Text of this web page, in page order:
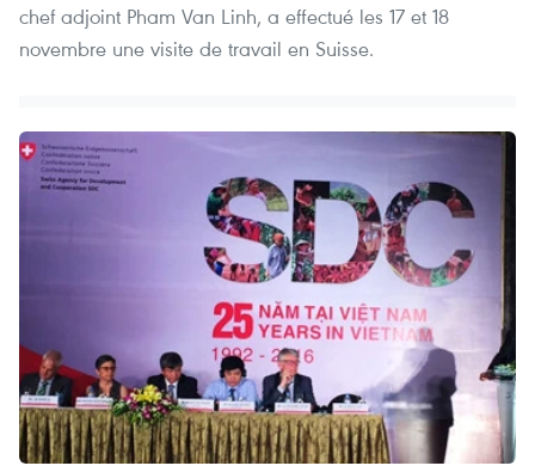
chef adjoint Pham Van Linh, a effectué les 17 et 18
novembre une visite de travail en Suisse.